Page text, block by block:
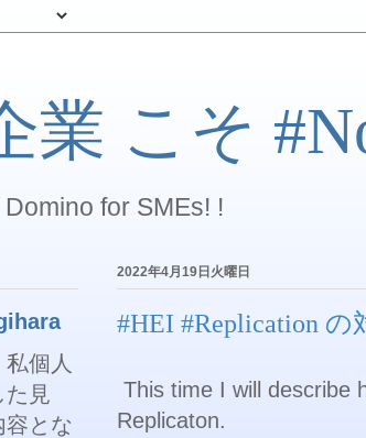
業 こそ
for SMEs! !
2022年4月19日火曜日
#HEI #Replication
This time I will describe
Replicaton.
個人
た見
とな